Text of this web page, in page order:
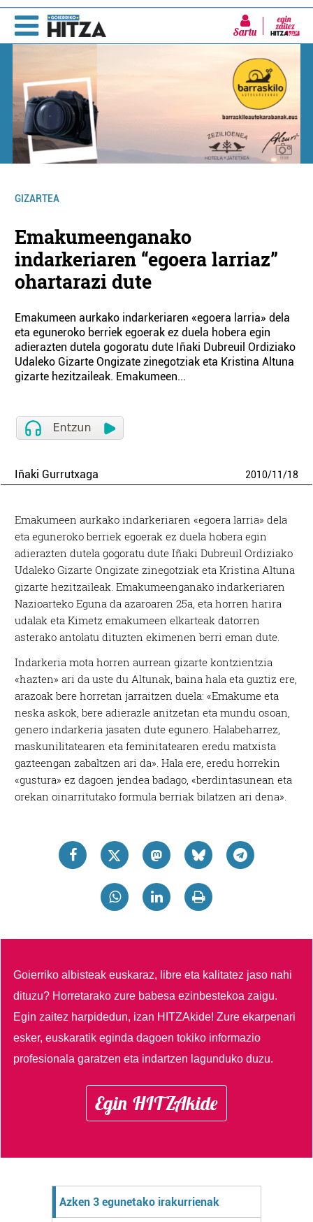
Sartu
GIZARTEA
Emakumeenganako
indarkeriaren “egoera larriaz”
ohartarazi dute
Emakumeen aurkako indarkeriaren «egoera larria» dela
eta eguneroko berriek egoerak ez duela hobera egin
adierazten dutela gogoratu dute Iñaki Dubreuil Ordiziako
Udaleko Gizarte Ongizate zinegotziak eta Kristina Altuna
gizarte hezitzaileak. Emakumeen...
Iñaki Gurrutxaga 2010/11/18
Emakumeen aurkako indarkeriaren «egoera larria» dela
eta eguneroko berriek egoerak ez duela hobera egin
adierazten dutela gogoratu dute Iñaki Dubreuil Ordiziako
Udaleko Gizarte Ongizate zinegotziak eta Kristina Altuna
gizarte hezitzaileak. Emakumeenganako indarkeriaren
Nazioarteko Eguna da azaroaren 25a, eta horren harira
udalak eta Kimetz emakumeen elkarteak datorren
asterako antolatu dituzten ekimenen berri eman dute.
Indarkeria mota horren aurrean gizarte kontzientzia
«hazten» ari da uste du Altunak, baina hala eta guztiz ere,
arazoak bere horretan jarraitzen duela: «Emakume eta
neska askok, bere adierazle anitzetan eta mundu osoan,
genero indarkeria jasaten dute egunero. Halabeharrez,
maskunilitatearen eta feminitatearen eredu matxista
gazteengan zabaltzen ari da». Hala ere, eredu horrekin
«gustura» ez dagoen jendea badago, «berdintasunean eta
orekan oinarritutako formula berriak bilatzen ari dena».
Goierriko albisteak euskaraz, libre eta kalitatez jaso nahi
dituzu? Horretarako zure babesa ezinbestekoa zaigu.
Egin zaitez harpidedun, izan HITZAkide!Zure ekarpenari
esker, euskaratik eginda dagoen tokiko informazio
profesionala garatzen eta indartzen lagunduko duzu.
Egin HITZAkide
Azken 3 egunetako irakurrienak